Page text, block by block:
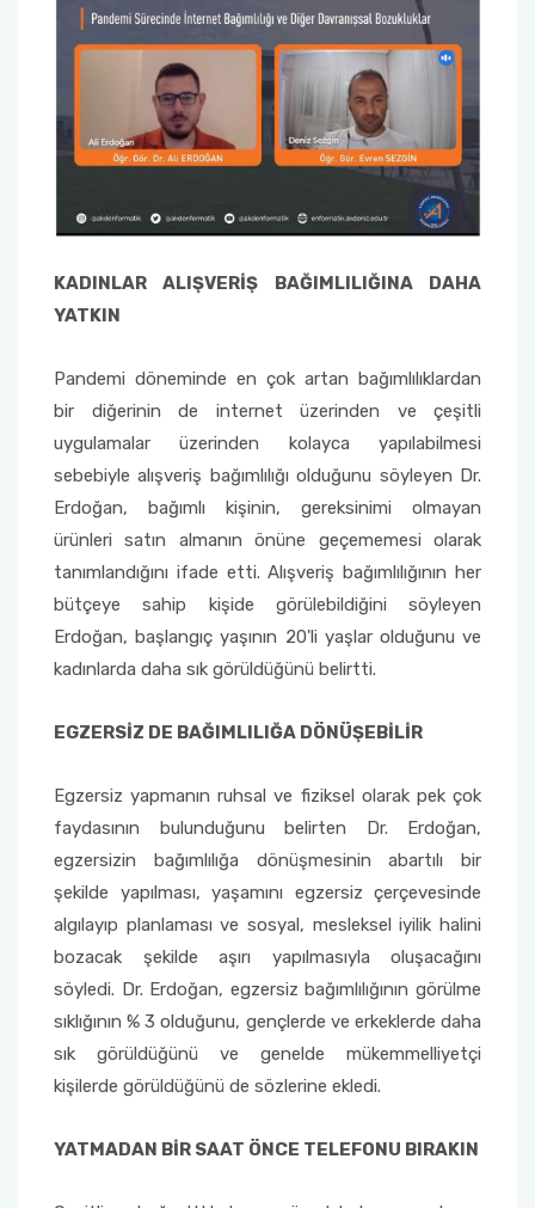
KADINLAR ALIŞVERİŞ BAĞIMLILIĞINA DAHA
YATKIN
Pandemi döneminde en çok artan bağımlılıklardan
bir diğerinin de internet üzerinden ve çeşitli
uygulamalar üzerinden kolayca yapılabilmesi
sebebiyle alışveriş bağımlılığı olduğunu söyleyen Dr.
Erdoğan, bağımlı kişinin, gereksinimi olmayan
ürünleri satın almanın önüne geçememesi olarak
tanımlandığını ifade etti. Alışveriş bağımlılığının her
bütçeye sahip kişide görülebildiğini söyleyen
Erdoğan, başlangıç yaşının 20'li yaşlar olduğunu ve
kadınlarda daha sık görüldüğünü belirtti.
EGZERSİZ DE BAĞIMLILIĞA DÖNÜŞEBİLİR
Egzersiz yapmanın ruhsal ve fiziksel olarak pek çok
faydasının bulunduğunu belirten Dr. Erdoğan,
egzersizin bağımlılığa dönüşmesinin abartılı bir
şekilde yapılması, yaşamını egzersiz çerçevesinde
algılayıp planlaması ve sosyal, mesleksel iyilik halini
bozacak şekilde aşırı yapılmasıyla oluşacağını
söyledi. Dr. Erdoğan, egzersiz bağımlılığının görülme
sıklığının % 3 olduğunu, gençlerde ve erkeklerde daha
sık görüldüğünü ve genelde mükemmelliyetçi
kişilerde görüldüğünü de sözlerine ekledi.
YATMADAN BİR SAAT ÖNCE TELEFONU BIRAKIN